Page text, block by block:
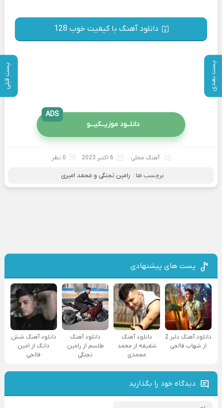
پست بعدی پست قبلی
دانلود آهنگ با کیفیت خوب 128
دانلــود موزیــکیـــو
ADS
آهنگ محلی 6 اکتبر 2023 0 نظر
برچسب ها : رامین تجنگی و محمد امیری
پست های پیشنهادی
دانلود آهنگ دلبر 2
از شهاب فالجی
دانلود آهنگ
شقیقه از محمد
محمدی
دانلود آهنگ
طلسم از رامین
تجنگی
دانلود آهنگ شش
دانگ از امین
فالجی
دیدگاه خود را بگذارید